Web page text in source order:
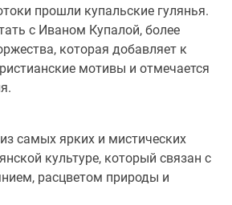
прошли купальские гулянья.
с Иваном Купалой, более
которая добавляет к
мотивы и отмечается
самых ярких и мистических
культуре, который связан с
расцветом природы и